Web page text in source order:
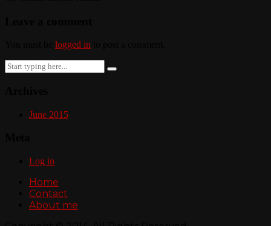
logged in
Search
for:
June 2015
Log in
Home
Contact
About me